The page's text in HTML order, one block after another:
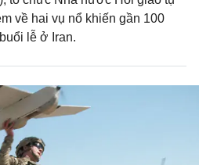
về hai vụ nổ khiến gần 100
lễ ở Iran.